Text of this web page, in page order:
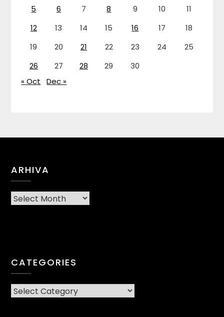
5
6 7 8 9 10
11
12
13 14 15 16 17
18
19
20 21 22 23 24
25
26
27 28 29
30
« Oct
Dec »
ARHIVA
Arhiva
CATEGORIES
CATEGORIES